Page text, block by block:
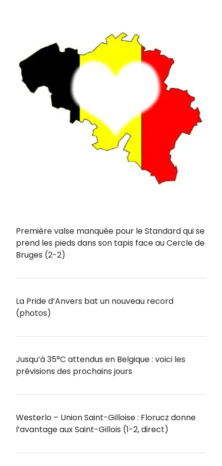
Première valse manquée pour le Standard qui se
prend les pieds dans son tapis face au Cercle de
Bruges (2-2)
La Pride d’Anvers bat un nouveau record
(photos)
Jusqu’à 35°C attendus en Belgique : voici les
prévisions des prochains jours
Westerlo – Union Saint-Gilloise : Florucz donne
l’avantage aux Saint-Gillois (1-2, direct)